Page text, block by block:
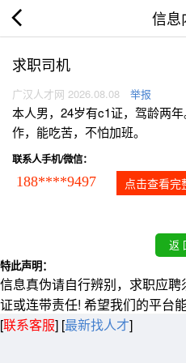
信息
求职司机
广汉人才网 2026.08.08 举报
本人男，24岁有c1证，驾龄两
作，能吃苦，不怕加班。
联系人手机/微信：
188****9497 点击查看完
特此声明：
信息真伪请自行辨别，求职应
证或连带责任! 希望我们的平台
[联系客服] [最新找人才]